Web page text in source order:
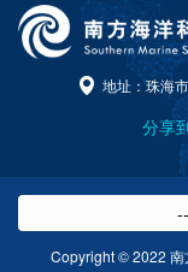
地址：珠海
分享
Copyright © 2022 南